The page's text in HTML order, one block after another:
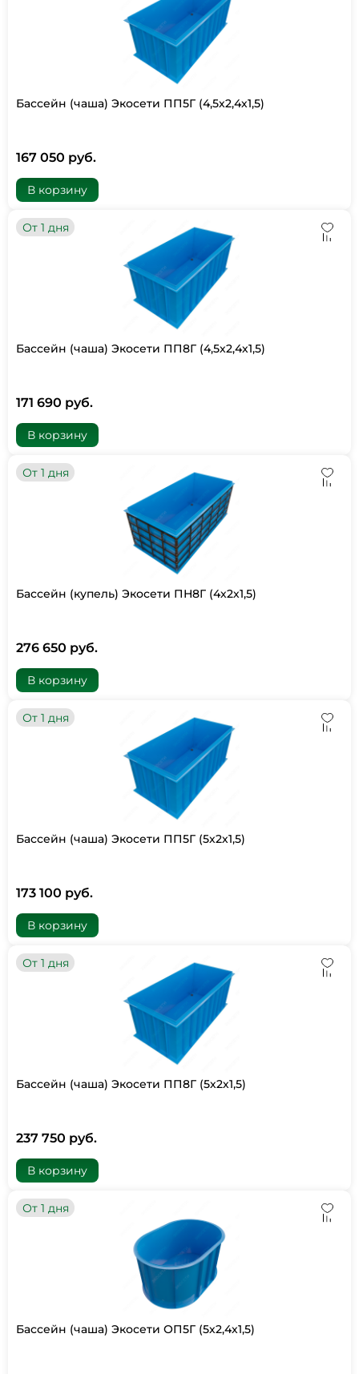
Бассейн (чаша) Экосети ПП5Г (4,5х2,4х1,5)
167 050 руб.
В корзину
От 1 дня
Бассейн (чаша) Экосети ПП8Г (4,5х2,4х1,5)
171 690 руб.
В корзину
От 1 дня
Бассейн (купель) Экосети ПН8Г (4х2х1,5)
276 650 руб.
В корзину
От 1 дня
Бассейн (чаша) Экосети ПП5Г (5х2х1,5)
173 100 руб.
В корзину
От 1 дня
Бассейн (чаша) Экосети ПП8Г (5х2х1,5)
237 750 руб.
В корзину
От 1 дня
Бассейн (чаша) Экосети ОП5Г (5х2,4х1,5)